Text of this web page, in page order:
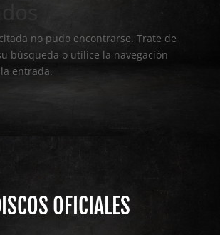
no pudo encontrarse. Trate de
búsqueda o utilice la navegación
entrada.
OFICIALES